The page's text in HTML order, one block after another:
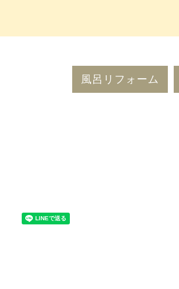
風呂リフォーム